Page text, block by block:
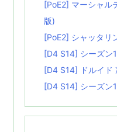
[PoE2] マーシャル
版)
[PoE2] シャッタリ
[D4 S14] シーズン
[D4 S14] ドルイド
[D4 S14] シーズン